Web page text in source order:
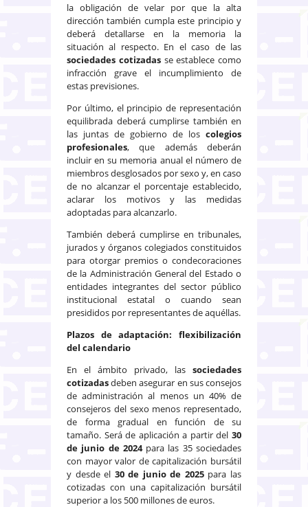
la obligación de velar por que la alta
dirección también cumpla este principio y
deberá detallarse en la memoria la
situación al respecto. En el caso de las
sociedades cotizadasse establece como
infracción grave el incumplimiento de
estas previsiones.
Por último, el principio de representación
equilibrada deberá cumplirse también en
las juntas de gobierno de los colegios
profesionales, que además deberán
incluir en su memoria anual el número de
miembros desglosados por sexo y, en caso
de no alcanzar el porcentaje establecido,
aclarar los motivos y las medidas
adoptadas para alcanzarlo.
También deberá cumplirse en tribunales,
jurados y órganos colegiados constituidos
para otorgar premios o condecoraciones
de la Administración General del Estado o
entidades integrantes del sector público
institucional estatal o cuando sean
presididos por representantes de aquéllas.
Plazos de adaptación: flexibilización
del calendario
En el ámbito privado, las sociedades
cotizadasdeben asegurar en sus consejos
de administración al menos un 40% de
consejeros del sexo menos representado,
de forma gradual en función de su
tamaño. Será de aplicación a partir del 30
de junio de 2024para las 35 sociedades
con mayor valor de capitalización bursátil
y desde el 30 de junio de 2025para las
cotizadas con una capitalización bursátil
superior a los 500 millones de euros.